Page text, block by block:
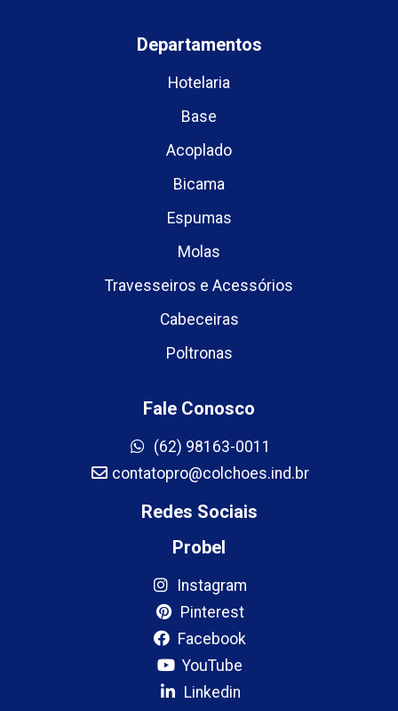
Departamentos
Hotelaria
Base
Acoplado
Bicama
Espumas
Molas
Travesseiros e Acessórios
Cabeceiras
Poltronas
Fale Conosco
(62) 98163-0011
contatopro@colchoes.ind.br
Redes Sociais
Probel
Instagram
Pinterest
Facebook
YouTube
Linkedin